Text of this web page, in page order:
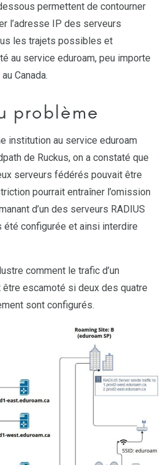
permettent de contourner
l’adresse IP des serveurs
les trajets possibles et
au service eduroam, peu importe
Canada.
problème
institution au service eduroam
de Ruckus, on a constaté que
serveurs fédérés pouvait être
pourrait entraîner l’omission
d’un des serveurs RADIUS
été configurée et ainsi interdire
comment le trafic d’un
être escamoté si deux des quatre
sont configurés.